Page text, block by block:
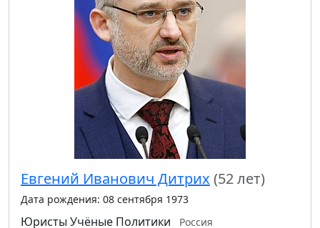
Евгений Иванович Дитрих (52 лет)
Дата рождения: 08 сентября 1973
Юристы Учёные Политики
Россия